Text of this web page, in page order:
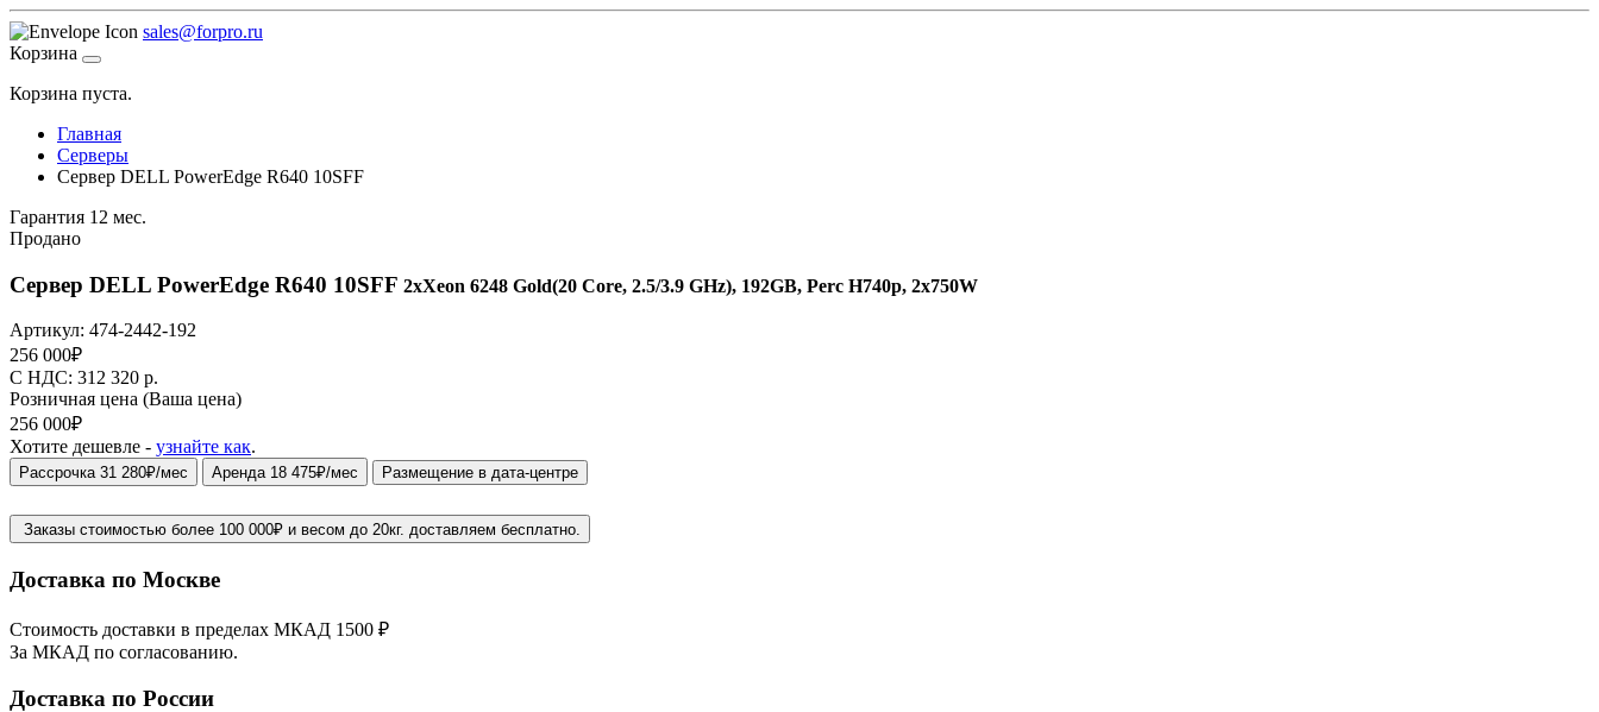
sales@forpro.ru
Корзина
Корзина пуста.
Главная
Серверы
Сервер DELL PowerEdge R640 10SFF
Гарантия 12 мес.
Продано
Сервер DELL PowerEdge R640 10SFF 2xXeon 6248 Gold(20 Core, 2.5/3.9 GHz), 192GB, Perc H740p, 2x750W
Артикул: 474-2442-192
256 000₽
C НДС: 312 320 р.
Розничная цена (Ваша цена)
256 000₽
Хотите дешевле - узнайте как.
Рассрочка 31 280₽/мес Аренда 18 475₽/мес Размещение в дата-центре
Заказы стоимостью более 100 000₽ и весом до 20кг. доставляем бесплатно.
Доставка по Москве
Стоимость доставки в пределах МКАД 1500 ₽
За МКАД по согласованию.
Доставка по России